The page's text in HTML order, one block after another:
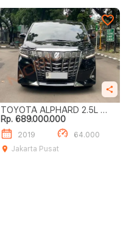
TOYOTA ALPHARD 2.5L G
A/T
Rp. 689.000.000
2019
64.000
Jakarta Pusat